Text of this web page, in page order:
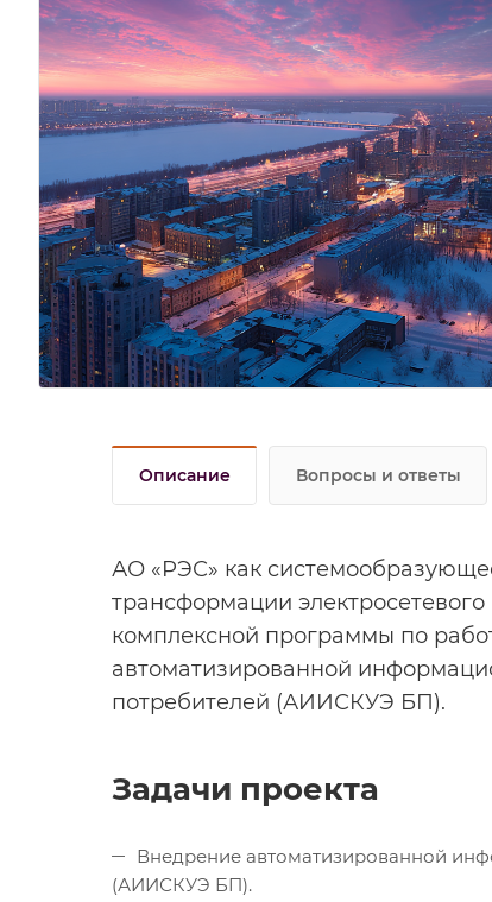
Описание Вопросы и ответы
АО «РЭС» как
трансформации
комплексной программы по
автоматизированной
потребителей (АИИСКУЭ БП).
Задачи проекта
Внедрение автоматизированной
(АИИСКУЭ БП).